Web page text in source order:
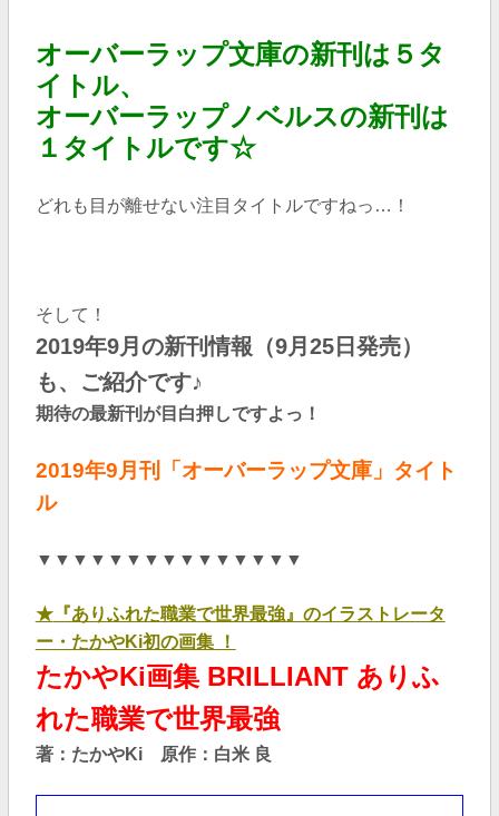
オーバーラップ文庫の新刊は５ タ
イトル、
オーバーラップノベルスの新刊は
１タイトルです☆
どれも目が離せない注目タイトルですねっ…！
そして！
2019年9月の新刊情報（9月25日発売）
も、ご紹介です♪
期待の最新刊が目白押しですよっ！
2019年9月刊「オーバーラップ文庫」タイト
ル
▼▼▼▼▼▼▼▼▼▼▼▼▼▼▼
★『ありふれた職業で世界最強』のイラストレータ
ー・たかやKi初の画集 ！
たかやKi画集 BRILLIANT ありふ
れた職業で世界最強
著：たかやKi 原作：白米 良